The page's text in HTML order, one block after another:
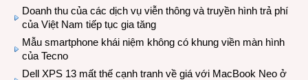
Doanh thu của các dịch vụ viễn thông và truyền hình trả phí
của Việt Nam tiếp tục gia tăng
Mẫu smartphone khái niệm không có khung viền màn hình
của Tecno
Dell XPS 13 mất thế cạnh tranh về giá với MacBook Neo ở